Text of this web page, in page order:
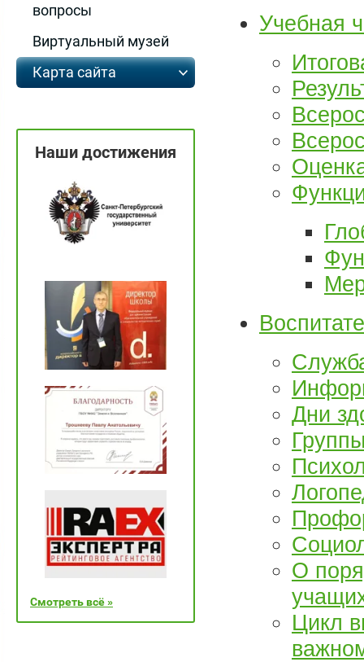
вопросы
Виртуальный музей
Карта сайта
Наши достижения
Смотреть всё »
Учебная
Дни
О
Цикл